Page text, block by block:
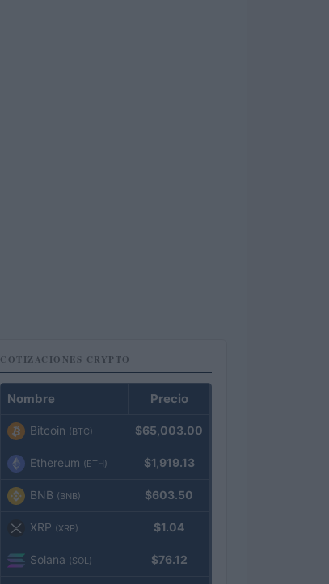
COTIZACIONES CRYPTO
Nombre Precio
Bitcoin (BTC) $65,003.00
Ethereum (ETH) $1,919.13
BNB (BNB) $603.50
XRP (XRP) $1.04
Solana (SOL) $76.12